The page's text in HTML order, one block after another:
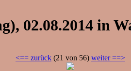
02.08.2014 in
<== zurück (21 von 56) weiter ==>